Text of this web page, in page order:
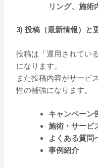
リング、施術
3) 投稿（最新情報）と
投稿は「運用されてい
になります。
また投稿内容がサービ
性の補強になります。
キャンペーン
施術・サービ
よくある質問
事例紹介